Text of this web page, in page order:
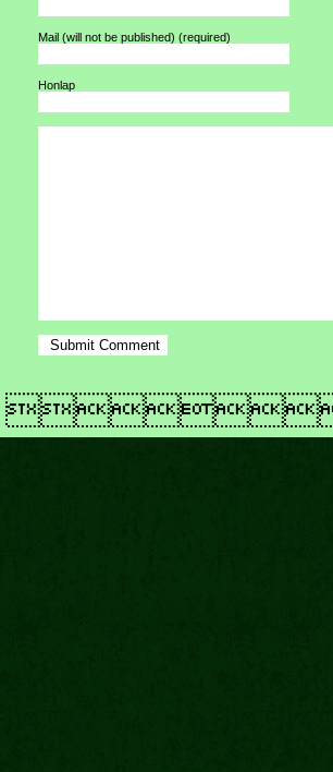
Mail (will not be published) (required)
Honlap